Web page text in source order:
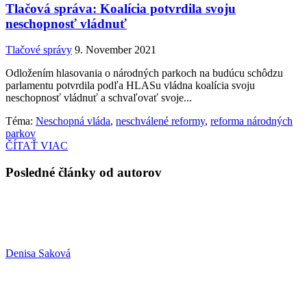
Tlačová správa: Koalícia potvrdila svoju
neschopnosť vládnuť
Tlačové správy 9. November 2021
Odložením hlasovania o národných parkoch na budúcu schôdzu
parlamentu potvrdila podľa HLASu vládna koalícia svoju
neschopnosť vládnuť a schvaľovať svoje...
Téma: Neschopná vláda, neschválené reformy, reforma národných
parkov
ČÍTAŤ VIAC
Posledné články od autorov
Denisa Saková